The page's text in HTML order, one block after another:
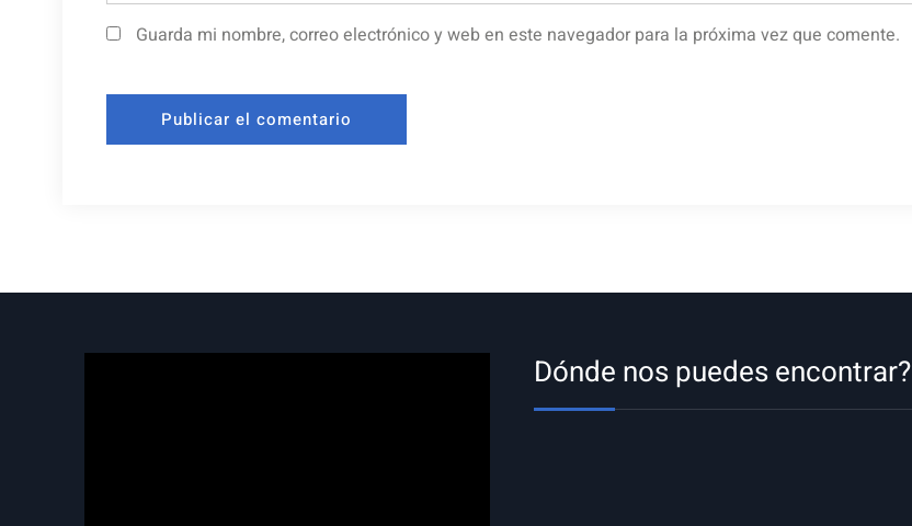
Guarda mi nombre, correo electrónico y web en este navegador para la próxima vez que comente.
Dónde nos puedes encontrar?